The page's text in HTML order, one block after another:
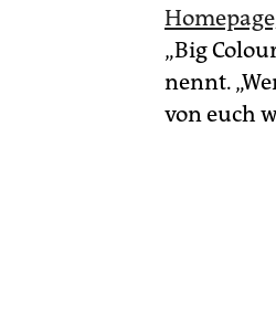
„Big
nennt.
von euch